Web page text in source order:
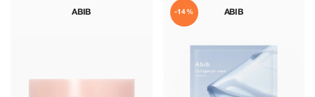
ABIB ABIB
-14%